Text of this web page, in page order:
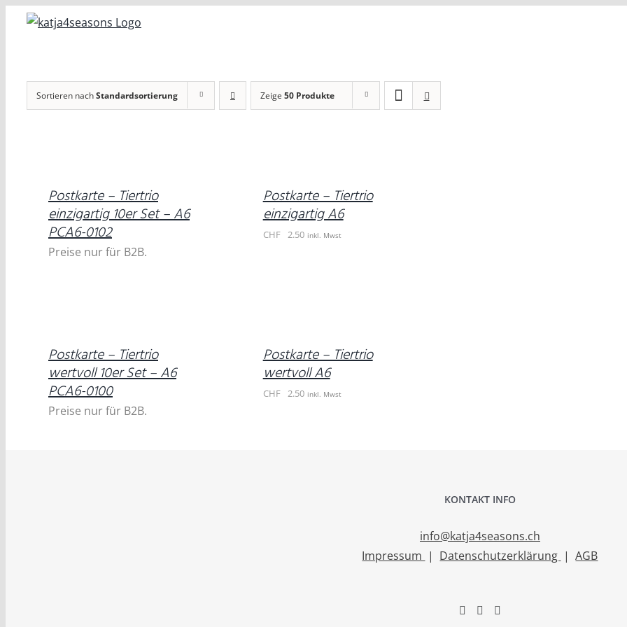
Zum
Sortieren nachStandardsortierung Zeige 50 Produkte
Postkarte – Tiertrio
einzigartig 10er Set – A6
PCA6-0102
Preise nur für B2B.
Postkarte – Tiertrio
einzigartig A6
CHF 2.50 inkl. Mwst
Postkarte – Tiertrio
wertvoll 10er Set – A6
PCA6-0100
Preise nur für B2B.
Postkarte – Tiertrio
wertvoll A6
CHF 2.50 inkl. Mwst
KONTAKT INFO
info@katja4seasons.ch
Impressum | Datenschutzerklärung |AGB